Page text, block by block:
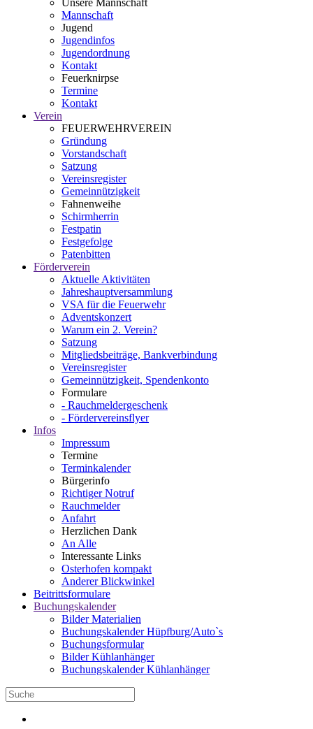
Unsere Mannschaft
Mannschaft
Jugend
Jugendinfos
Jugendordnung
Kontakt
Feuerknirpse
Termine
Kontakt
Verein
FEUERWEHRVEREIN
Gründung
Vorstandschaft
Satzung
Vereinsregister
Gemeinnützigkeit
Fahnenweihe
Schirmherrin
Festpatin
Festgefolge
Patenbitten
Förderverein
Aktuelle Aktivitäten
Jahreshauptversammlung
VSA für die Feuerwehr
Adventskonzert
Warum ein 2. Verein?
Satzung
Mitgliedsbeiträge, Bankverbindung
Vereinsregister
Gemeinnützigkeit, Spendenkonto
Formulare
- Rauchmeldergeschenk
- Fördervereinsflyer
Infos
Impressum
Termine
Terminkalender
Bürgerinfo
Richtiger Notruf
Rauchmelder
Anfahrt
Herzlichen Dank
An Alle
Interessante Links
Osterhofen kompakt
Anderer Blickwinkel
Beitrittsformulare
Buchungskalender
Bilder Materialien
Buchungskalender Hüpfburg/Auto`s
Buchungsformular
Bilder Kühlanhänger
Buchungskalender Kühlanhänger